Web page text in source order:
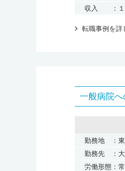
収入 ：１
転職事例を詳
一般病院
勤務地 ：
勤務先 ：大
労働形態：